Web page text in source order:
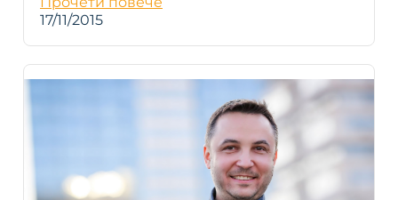
17/11/2015